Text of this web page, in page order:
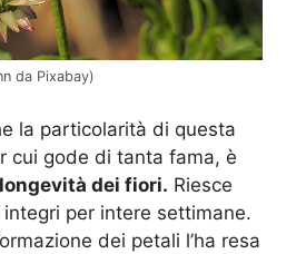
da Pixabay)
la particolarità di questa
cui gode di tanta fama, è
longevità dei fiori. Riesce
per intere settimane.
dei petali l’ha resa